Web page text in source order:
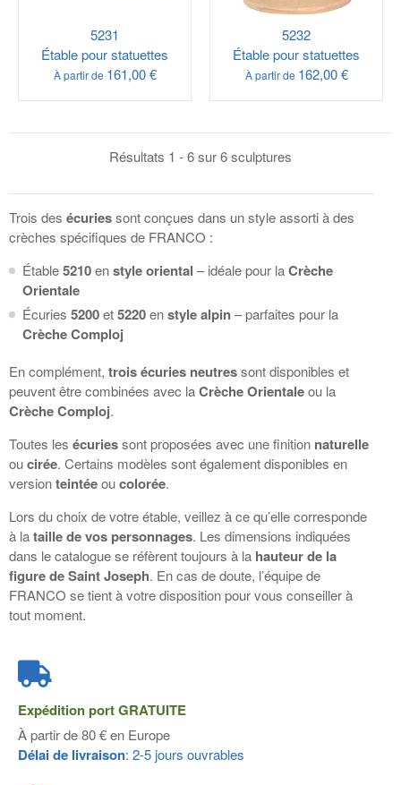
5231
Étable pour statuettes
À partir de 161,00 €
5232
Étable pour statuettes
À partir de 162,00 €
Résultats 1 - 6 sur 6 sculptures
Trois des écuriessont conçues dans un style assorti à des
crèches spécifiques de FRANCO :
Étable5210enstyle oriental – idéale pour laCrèche
Orientale
Écuries 5200et5220enstyle alpin– parfaites pour la
Crèche Comploj
En complément, trois écuries neutressont disponibles et
peuvent être combinées avec laCrèche Orientaleou la
Crèche Comploj.
Toutes les écuriessont proposées avec une finition naturelle
oucirée. Certains modèles sont également disponibles en
versionteintéeoucolorée.
Lors du choix de votre étable, veillez à ce qu’elle corresponde
à lataille de vos personnages. Les dimensions indiquées
dans le catalogue se réfèrent toujours à la hauteur de la
figure de Saint Joseph. En cas de doute, l’équipe de
FRANCO se tient à votre disposition pour vous conseiller à
tout moment.
Expédition portGRATUITE
À partir de 80 € en Europe
Délai de livraison: 2-5 jours ouvrables